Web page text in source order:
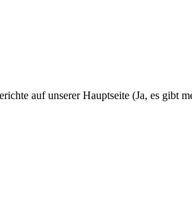
auf unserer Hauptseite (Ja, es gibt